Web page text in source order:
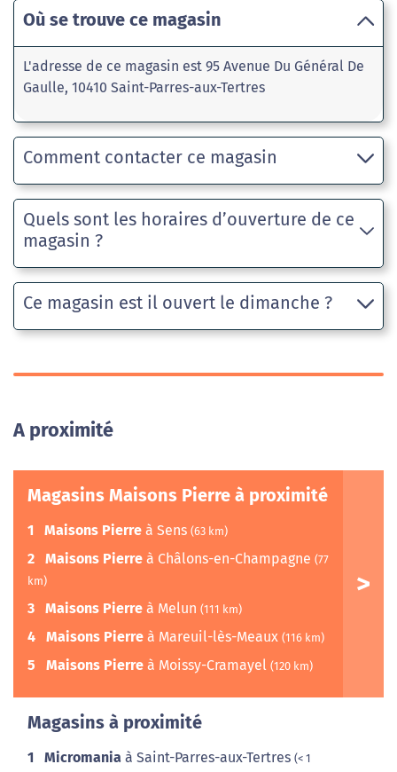
Où se trouve ce magasin
L'adresse de ce magasin est 95 Avenue Du Général De
Gaulle, 10410 Saint-Parres-aux-Tertres
Comment contacter ce magasin
Quels sont les horaires d’ouverture de ce
magasin ?
Ce magasin est il ouvert le dimanche ?
A proximité
Magasins Maisons Pierre à proximité
1 Maisons Pierre à Sens (63 km)
2 Maisons Pierre à Châlons-en-Champagne (77
km)
3 Maisons Pierre à Melun (111 km)
4 Maisons Pierre à Mareuil-lès-Meaux (116 km)
5 Maisons Pierre à Moissy-Cramayel (120 km)
Magasins à proximité
1 Micromania à Saint-Parres-aux-Tertres (< 1